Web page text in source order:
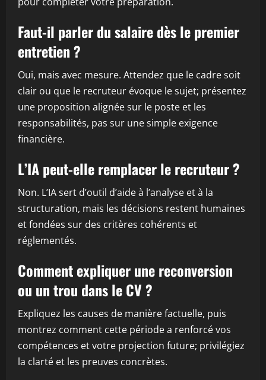
Faut-il parler du salaire dès le premier
entretien ?
Oui, mais avec mesure. Attendez que le cadre soit
clair ou que le recruteur évoque le sujet; présentez
une proposition alignée sur le poste et les
responsabilités, pas sur une simple exigence
financière.
L’IA peut-elle remplacer le recruteur ?
Non. L’IA sert d’outil d’aide à l’analyse et à la
structuration, mais les décisions restent humaines
et fondées sur des critères cohérents et
réglementés.
Comment expliquer une reconversion
ou un trou dans le CV ?
Expliquez les causes de manière factuelle, puis
montrez comment cette période a renforcé vos
compétences et votre projection future; privilégiez
la clarté et les preuves concrètes.